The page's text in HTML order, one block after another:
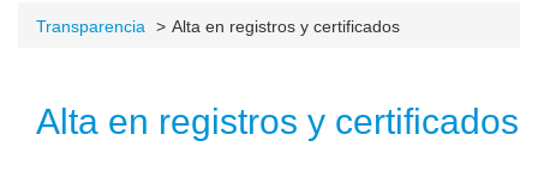
Transparencia Alta en registros y certificados
Alta en registros y certificados